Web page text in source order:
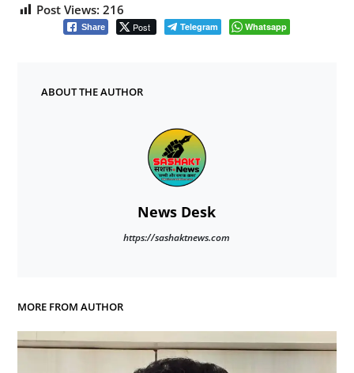
Post Views: 216
Share Post Telegram Whatsapp
ABOUT THE AUTHOR
News Desk
https://sashaktnews.com
MORE FROM AUTHOR